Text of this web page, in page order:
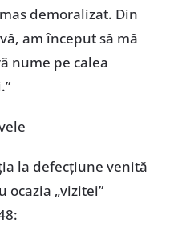
demoralizat. Din
am început să mă
nume pe calea
la defecțiune venită
„vizitei”